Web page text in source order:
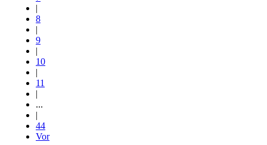
|
8
|
9
|
10
|
11
|
...
|
44
Vor